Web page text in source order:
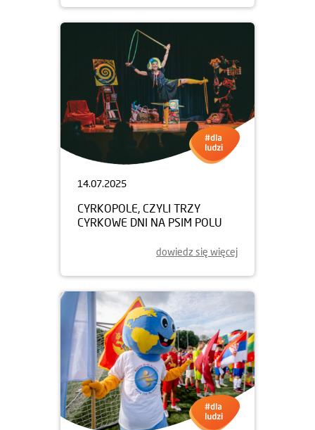
14.07.2025
CYRKOPOLE, CZYLI TRZY
CYRKOWE DNI NA PSIM POLU
dowiedz się więcej